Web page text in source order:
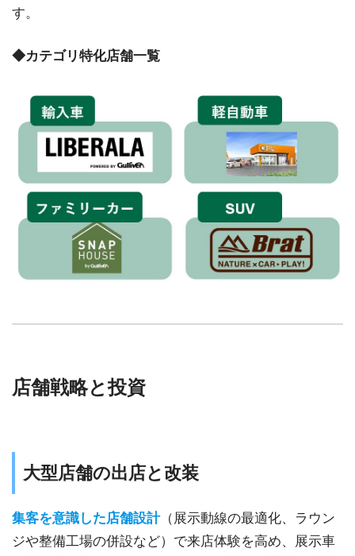
す。
◆カテゴリ特化店舗一覧
店舗戦略と投資
大型店舗の出店と改装
集客を意識した店舗設計（展示動線の最適化、ラウン
ジや整備工場の併設など）で来店体験を高め、展示車